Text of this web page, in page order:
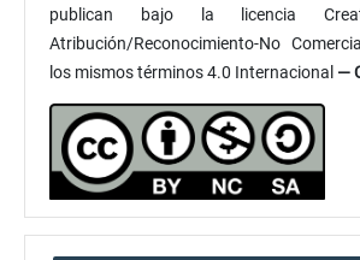
publican bajo la licencia
Atribución/Reconocimiento-No
los mismos términos 4.0 Internacional —